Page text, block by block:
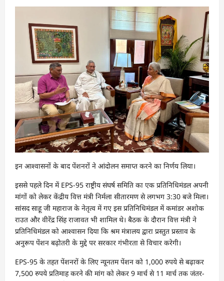
इन आश्वासनों के बाद पेंशनरों ने आंदोलन समाप्त करने का निर्णय लिया।
इससे पहले दिन में EPS-95 राष्ट्रीय संघर्ष समिति का एक प्रतिनिधिमंडल अपनी
मांगों को लेकर केंद्रीय वित्त मंत्री निर्मला सीतारमण से लगभग 3:30 बजे मिला।
सांसद साहू जी महाराज के नेतृत्व में गए इस प्रतिनिधिमंडल में कमांडर अशोक
राउत और वीरेंद्र सिंह राजावत भी शामिल थे। बैठक के दौरान वित्त मंत्री ने
प्रतिनिधिमंडल को आश्वासन दिया कि श्रम मंत्रालय द्वारा प्रस्तुत प्रस्ताव के
अनुरूप पेंशन बढ़ोतरी के मुद्दे पर सरकार गंभीरता से विचार करेगी।
EPS-95 के तहत पेंशनरों के लिए न्यूनतम पेंशन को 1,000 रुपये से बढ़ाकर
7,500 रुपये प्रतिमाह करने की मांग को लेकर 9 मार्च से 11 मार्च तक जंतर-